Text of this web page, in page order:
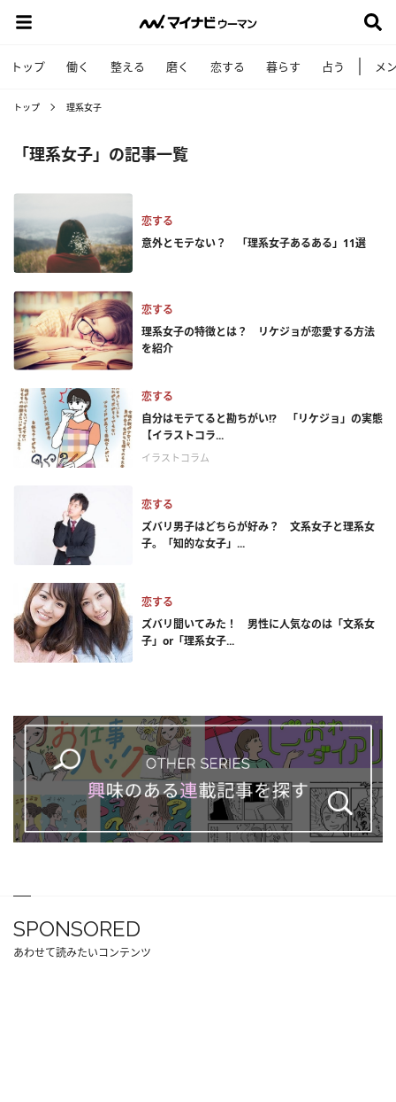
トップ 働く 整える 磨く 恋する 暮らす 占う メ
トップ 理系女子
「理系女子」の記事一覧
恋する
意外とモテない？ 「理系女子あるある」11選
恋する
理系女子の特徴とは？ リケジョが恋愛する方法
を紹介
恋する
自分はモテてると勘ちがい!? 「リケジョ」の実態
【イラストコラ...
イラストコラム
恋する
ズバリ男子はどちらが好み？ 文系女子と理系女
子。「知的な女子」...
恋する
ズバリ聞いてみた！ 男性に人気なのは「文系女
子」or「理系女子...
SPONSORED
あわせて読みたいコンテンツ